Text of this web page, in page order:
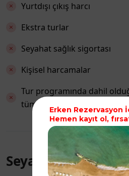
Yurtdışı çıkış harcı
Ekstra turlar
Seyahat sağlık sigortası
Kişisel harcamalar
Tur programında dahil
tüm servisler
Seyahat Programı
Erken Rezervasyon
Hemen kayıt ol,